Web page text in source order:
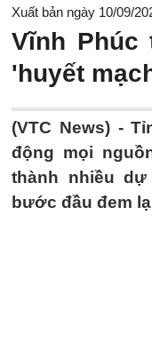
Xuất bản ngày 10/09/
Vĩnh Phúc
'huyết
(VTC News) -
động mọi
thành nhiều
bước đầu đem